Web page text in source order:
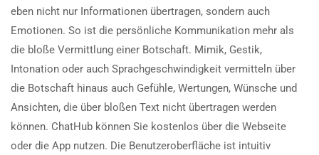
eben nicht nur Informationen übertragen, sondern auch
Emotionen. So ist die persönliche Kommunikation mehr als
die bloße Vermittlung einer Botschaft. Mimik, Gestik,
Intonation oder auch Sprachgeschwindigkeit vermitteln über
die Botschaft hinaus auch Gefühle, Wertungen, Wünsche und
Ansichten, die über bloßen Text nicht übertragen werden
können. ChatHub können Sie kostenlos über die Webseite
oder die App nutzen. Die Benutzeroberfläche ist intuitiv